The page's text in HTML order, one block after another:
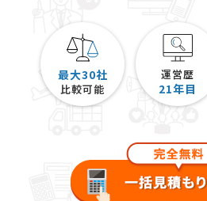
最大30社
比較可能
運営歴
21年目